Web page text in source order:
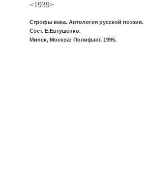
<1939>
Строфы века. Антология русской поэзии.
Сост. Е.Евтушенко.
Минск, Москва: Полифакт, 1995.